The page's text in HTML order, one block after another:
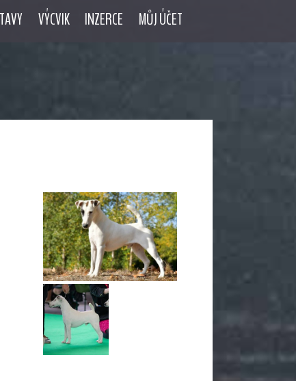
VÝCVIK INZERCE MŮJ ÚČET